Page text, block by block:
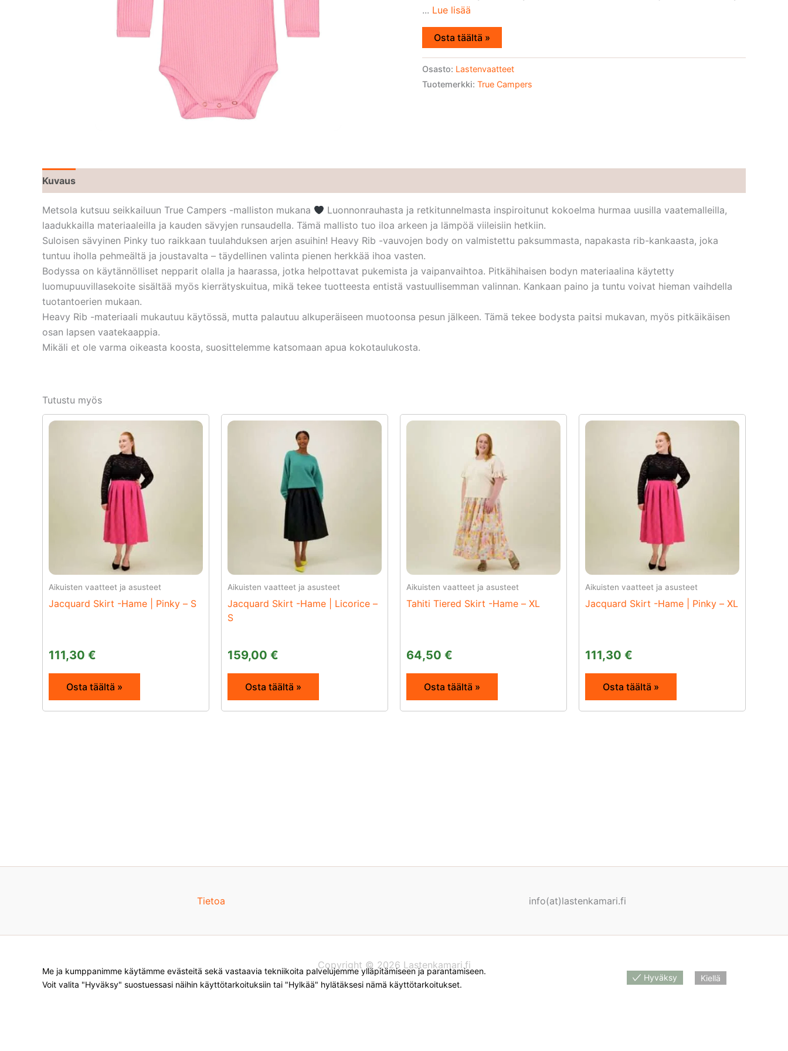
... Lue lisää
Osta täältä »
Osasto: Lastenvaatteet
Tuotemerkki: True Campers
Kuvaus
Metsola kutsuu seikkailuun True Campers -malliston mukana
Luonnonrauhasta ja retkitunnelmasta inspiroitunut kokoelma hurmaa uusilla vaatemalleilla,
laadukkailla materiaaleilla ja kauden sävyjen runsaudella. Tämä mallisto tuo iloa arkeen ja lämpöä viileisiin hetkiin.
Suloisen sävyinen Pinky tuo raikkaan tuulahduksen arjen asuihin! Heavy Rib -vauvojen body on valmistettu paksummasta, napakasta rib-kankaasta, joka
tuntuu iholla pehmeältä ja joustavalta – täydellinen valinta pienen herkkää ihoa vasten.
Bodyssa on käytännölliset nepparit olalla ja haarassa, jotka helpottavat pukemista ja vaipanvaihtoa. Pitkähihaisen bodyn materiaalina käytetty
luomupuuvillasekoite sisältää myös kierrätyskuitua, mikä tekee tuotteesta entistä vastuullisemman valinnan. Kankaan paino ja tuntu voivat hieman vaihdella
tuotantoerien mukaan.
Heavy Rib -materiaali mukautuu käytössä, mutta palautuu alkuperäiseen muotoonsa pesun jälkeen. Tämä tekee bodysta paitsi mukavan, myös pitkäikäisen
osan lapsen vaatekaappia.
Mikäli et ole varma oikeasta koosta, suosittelemme katsomaan apua kokotaulukosta.
Tutustu myös
Aikuisten vaatteet ja asusteet
Jacquard Skirt -Hame | Pinky – S
111,30 €
Osta täältä »
Aikuisten vaatteet ja asusteet
Jacquard Skirt -Hame | Licorice –
S
159,00 €
Osta täältä »
Aikuisten vaatteet ja asusteet
Tahiti Tiered Skirt -Hame – XL
64,50 €
Osta täältä »
Aikuisten vaatteet ja asusteet
Jacquard Skirt -Hame | Pinky – XL
111,30 €
Osta täältä »
Tietoa info(at)lastenkamari.fi
Copyright © 2026 Lastenkamari.fi
Me ja kumppanimme käytämme evästeitä sekä vastaavia tekniikoita palvelujemme ylläpitämiseen ja parantamiseen.
Voit valita "Hyväksy" suostuessasi näihin käyttötarkoituksiin tai "Hylkää" hylätäksesi nämä käyttötarkoitukset.
Hyväksy Kiellä